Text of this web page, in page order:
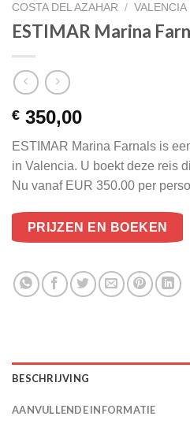
COSTA DEL AZAHAR / VALENCIA
ESTIMAR Marina
€ 350,00
ESTIMAR Marina Farnals is
in Valencia. U boekt deze reis
Nu vanaf EUR 350.00 per
PRIJZEN EN BOEKEN
BESCHRIJVING
AANVULLENDE INFORMATIE